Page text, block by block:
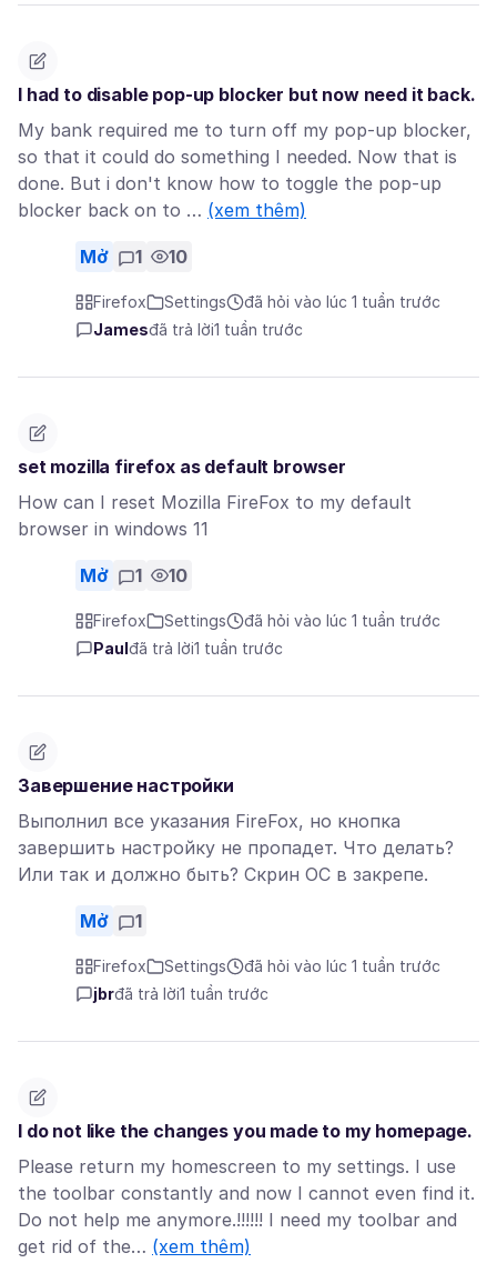
I had to disable pop-up blocker but now need it back.
My bank required me to turn off my pop-up blocker,
so that it could do something I needed. Now that is
done. But i don't know how to toggle the pop-up
blocker back on to … (xem thêm)
Mở 1 10
Firefox Settings
đã hỏi vào lúc 1 tuần trước
Jamesđã trả lời1 tuần trước
set mozilla firefox as default browser
How can I reset Mozilla FireFox to my default
browser in windows 11
Mở 1 10
Firefox Settings
đã hỏi vào lúc 1 tuần trước
Paul đã trả lời1 tuần trước
Завершение настройки
Выполнил все указания FireFox, но кнопка
завершить настройку не пропадет. Что делать?
Или так и должно быть? Скрин ОС в закрепе.
Mở 1
Firefox Settings
đã hỏi vào lúc 1 tuần trước
jbrđã trả lời1 tuần trước
I do not like the changes you made to my homepage.
Please return my homescreen to my settings. I use
the toolbar constantly and now I cannot even find it.
Do not help me anymore.!!!!!! I need my toolbar and
get rid of the… (xem thêm)